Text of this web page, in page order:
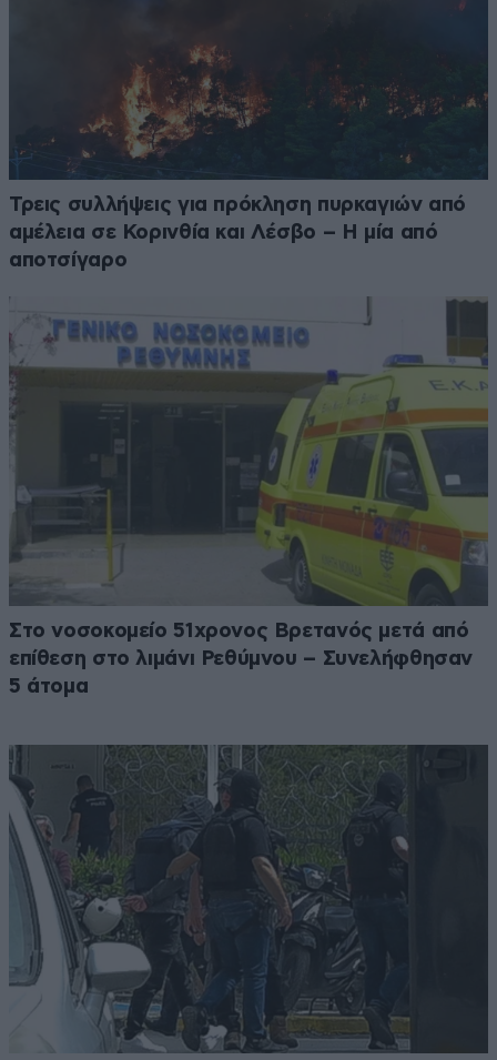
Τρεις συλλήψεις για πρόκληση πυρκαγιών από
αμέλεια σε Κορινθία και Λέσβο – Η μία από
αποτσίγαρο
Στο νοσοκομείο 51χρονος Βρετανός μετά από
επίθεση στο λιμάνι Ρεθύμνου – Συνελήφθησαν
5 άτομα